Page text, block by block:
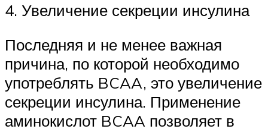
4. Увеличение секреции инсулина
Последняя и не менее важная
причина, по которой необходимо
употреблять BCAA, это увеличение
секреции инсулина. Применение
аминокислот BCAA позволяет в